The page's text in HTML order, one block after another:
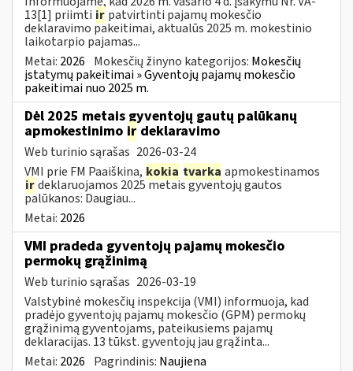
13[1] priimti ir patvirtinti pajamų mokesčio
deklaravimo pakeitimai, aktualūs 2025 m. mokestinio
laikotarpio pajamas...
Metai: 2026 Mokesčių žinyno kategorijos: Mokesčių
įstatymų pakeitimai » Gyventojų pajamų mokesčio
pakeitimai nuo 2025 m.
Dėl 2025 metais gyventojų gautų palūkanų
apmokestinimo ir deklaravimo
Web turinio sąrašas 2026-03-24
VMI prie FM Paaiškina, kokia tvarka apmokestinamos
irdeklaruojamos 2025 metais gyventojų gautos
palūkanos: Daugiau...
Metai: 2026
VMI pradeda gyventojų pajamų mokesčio
permokų grąžinimą
Web turinio sąrašas 2026-03-19
Valstybinė mokesčių inspekcija (VMI) informuoja, kad
pradėjo gyventojų pajamų mokesčio (GPM) permokų
grąžinimą gyventojams, pateikusiems pajamų
deklaracijas. 13 tūkst. gyventojų jau grąžinta...
Metai: 2026 Pagrindinis: Naujiena